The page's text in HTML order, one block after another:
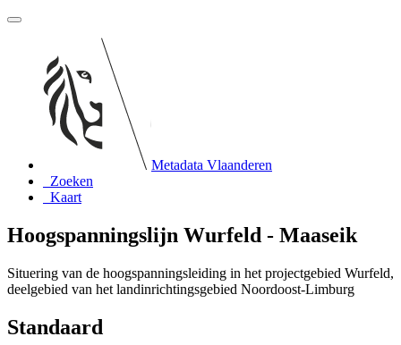
Metadata Vlaanderen
Zoeken
Kaart
Hoogspanningslijn Wurfeld - Maaseik
Situering van de hoogspanningsleiding in het projectgebied Wurfeld,
deelgebied van het landinrichtingsgebied Noordoost-Limburg
Standaard